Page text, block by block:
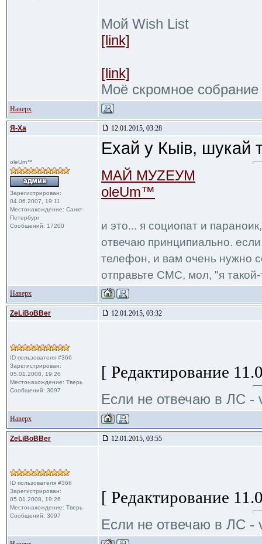
Мой Wish List
[link]
[link]
Моё скромное собрание
Наверх
Я-Ха 12.01.2015, 03:28
oleUm™
Зарегистрирован:
04.06.2007, 19:11
Местонахождение: Санкт-
Петербург
Сообщений: 17200
Ехай у Кыiв, шукай
МАЙ МУZЕУМ
oleUm™
и это... я социопат и
отвечаю принципиально.
телефон, и вам очень нужно
отправьте СМС, мол, "я такой-
Наверх
ZeLiBoBBer 12.01.2015, 03:32
ID пользователя #366
Зарегистрирован:
05.01.2008, 19:26
Местонахождение: Тверь
Сообщений: 3097
[ Редактирование
Если не отвечаю в ЛС -
Наверх
ZeLiBoBBer 12.01.2015, 03:55
ID пользователя #366
Зарегистрирован:
05.01.2008, 19:26
Местонахождение: Тверь
Сообщений: 3097
[ Редактирование
Если не отвечаю в ЛС -